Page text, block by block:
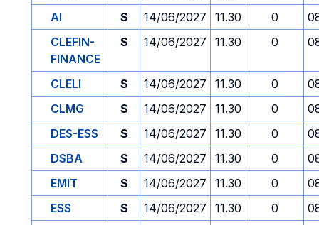
AI
S 14/06/2027 11.30 0
CLEFIN-
FINANCE
S 14/06/2027 11.30 0
CLELI S 14/06/2027 11.30 0
CLMG
S 14/06/2027 11.30 0
DES-ESS
S 14/06/2027 11.30 0
DSBA
S 14/06/2027 11.30 0
EMIT
S 14/06/2027 11.30 0
ESS
S 14/06/2027 11.30 0